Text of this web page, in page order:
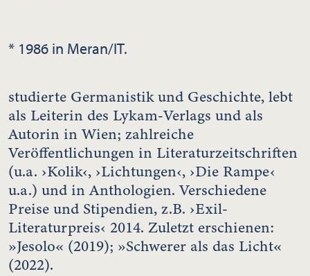
* 1986 in Meran/IT.
studierte Germanistik und Geschichte, lebt
als Leiterin des Lykam-Verlags und als
Autorin in Wien; zahlreiche
Veröffentlichungen in Literaturzeitschriften
(u.a. ›Kolik‹, ›Lichtungen‹, ›Die Rampe‹
u.a.) und in Anthologien. Verschiedene
Preise und Stipendien, z.B. ›Exil-
Literaturpreis‹ 2014. Zuletzt erschienen:
»Jesolo« (2019); »Schwerer als das Licht«
(2022).